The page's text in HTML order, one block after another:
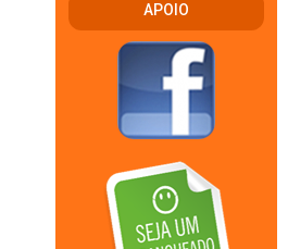
APOIO